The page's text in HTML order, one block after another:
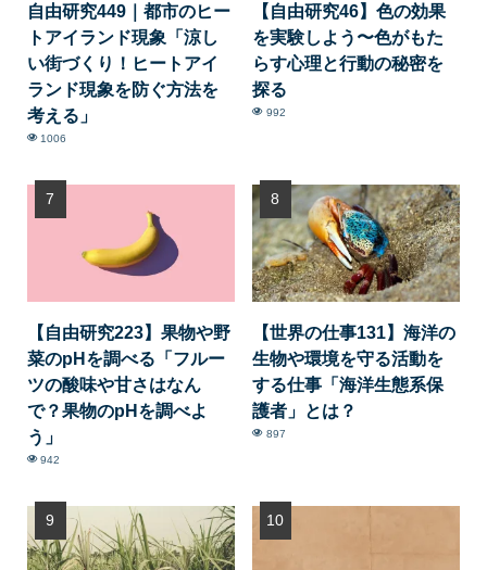
自由研究449｜都市のヒー
トアイランド現象「涼し
い街づくり！ヒートアイ
ランド現象を防ぐ方法を
考える」
1006
【自由研究46】色の効果
を実験しよう〜色がもた
らす心理と行動の秘密を
探る
992
【自由研究223】果物や野
菜のpHを調べる「フルー
ツの酸味や甘さはなん
で？果物のpHを調べよ
う」
942
【世界の仕事131】海洋の
生物や環境を守る活動を
する仕事「海洋生態系保
護者」とは？
897